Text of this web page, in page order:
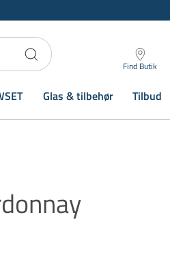
Find Butik
Glas & tilbehør Tilbud